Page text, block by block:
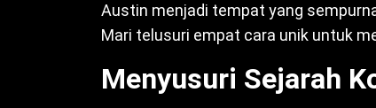
Austin menjadi tempat yang
Mari telusuri empat cara unik untuk
Menyusuri Sejarah